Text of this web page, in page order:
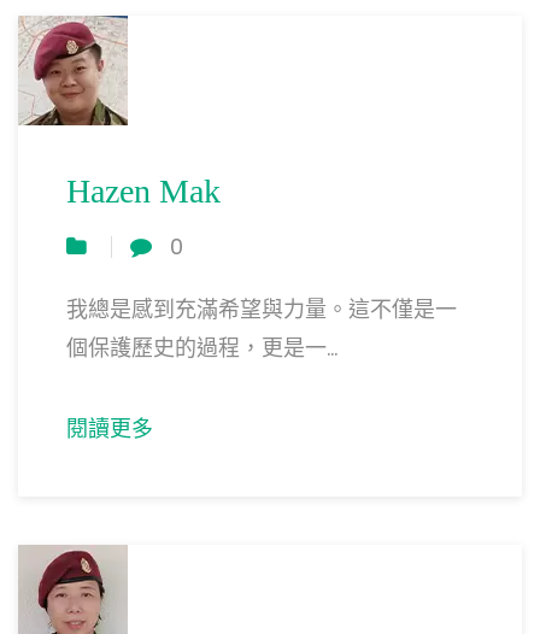
Hazen Mak
0
我總是感到充滿希望與力量。這不僅是一
個保護歷史的過程，更是一...
閱讀更多